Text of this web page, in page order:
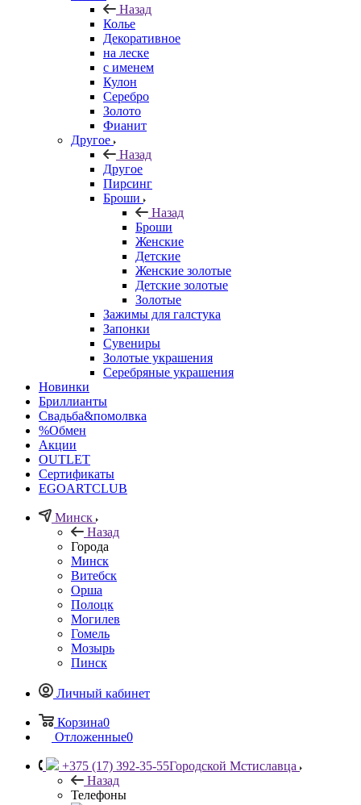
Назад
Колье
Декоративное
на леске
с именем
Кулон
Серебро
Золото
Фианит
Другое
Назад
Другое
Пирсинг
Броши
Назад
Броши
Женские
Детские
Женские золотые
Детские золотые
Золотые
Зажимы для галстука
Запонки
Сувениры
Золотые украшения
Серебряные украшения
Новинки
Бриллианты
Свадьба&помолвка
%Обмен
Акции
OUTLET
Сертификаты
EGOARTCLUB
Минск
Назад
Города
Минск
Витебск
Орша
Полоцк
Могилев
Гомель
Мозырь
Пинск
Личный кабинет
Корзина0
Отложенные0
+375 (17) 392-35-55Городской Мстиславца
Назад
Телефоны